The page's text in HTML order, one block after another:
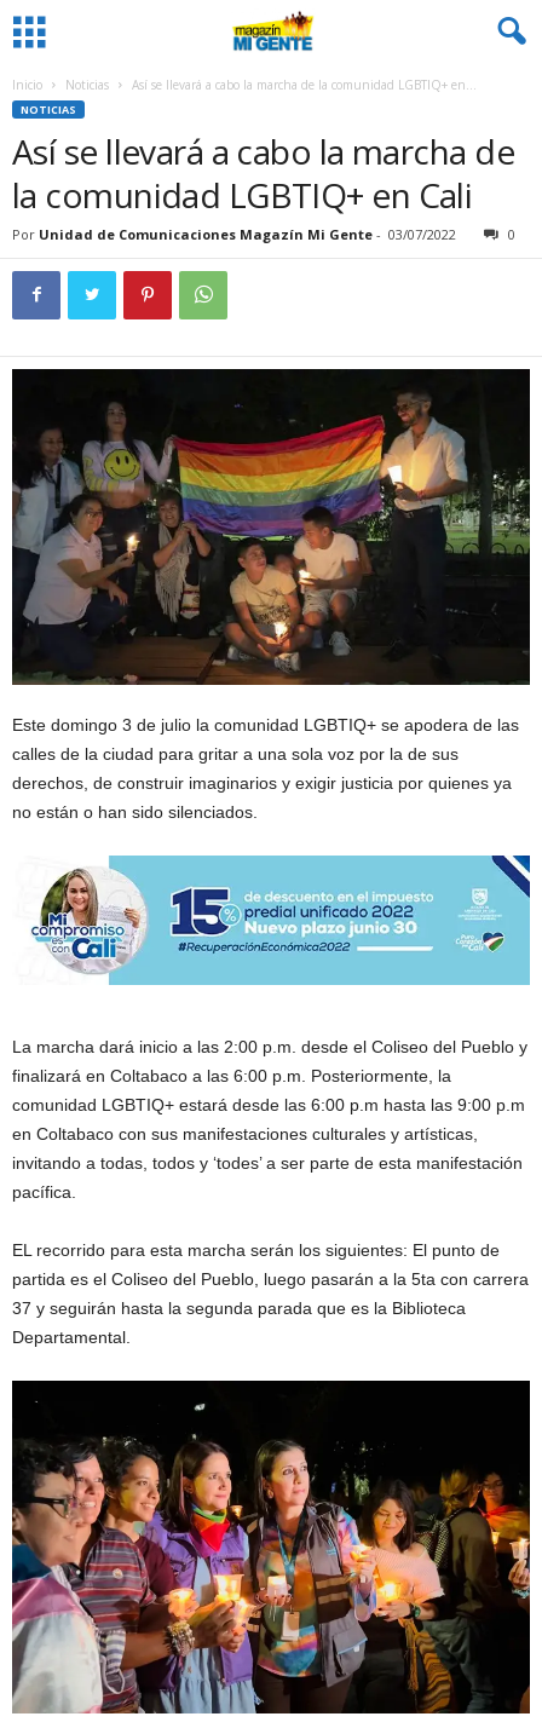
Inicio Noticias Así se llevará a cabo la marcha de la comunidad LGBTIQ+ en...
NOTICIAS
Así se llevará a cabo la marcha de
la comunidad LGBTIQ+ en Cali
Por Unidad de Comunicaciones Magazín Mi Gente - 03/07/2022 0
Este domingo 3 de julio la comunidad LGBTIQ+ se apodera de las
calles de la ciudad para gritar a una sola voz por la de sus
derechos, de construir imaginarios y exigir justicia por quienes ya
no están o han sido silenciados.
La marcha dará inicio a las 2:00 p.m. desde el Coliseo del Pueblo y
finalizará en Coltabaco a las 6:00 p.m. Posteriormente, la
comunidad LGBTIQ+ estará desde las 6:00 p.m hasta las 9:00 p.m
en Coltabaco con sus manifestaciones culturales y artísticas,
invitando a todas, todos y ‘todes’ a ser parte de esta manifestación
pacífica.
EL recorrido para esta marcha serán los siguientes: El punto de
partida es el Coliseo del Pueblo, luego pasarán a la 5ta con carrera
37 y seguirán hasta la segunda parada que es la Biblioteca
Departamental.